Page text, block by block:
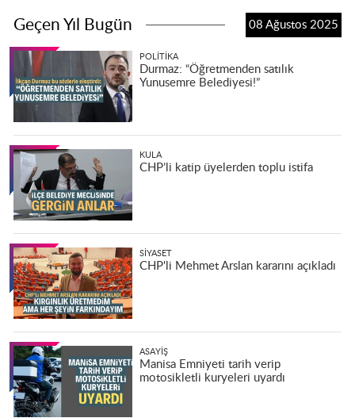
Geçen Yıl Bugün 08 Ağustos 2025
POLITIKA
Durmaz: “Öğretmenden satılık
Yunusemre Belediyesi!”
KULA
CHP’li katip üyelerden toplu istifa
SIYASET
CHP'li Mehmet Arslan kararını açıkladı
ASAYIŞ
Manisa Emniyeti tarih verip
motosikletli kuryeleri uyardı